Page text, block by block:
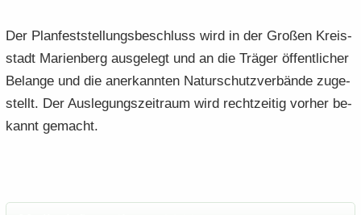
Der Plan­fest­stel­lungs­be­schluss wird in der Gro­ßen Kreis­
stadt Ma­ri­en­berg aus­ge­legt und an die Trä­ger öf­fent­li­cher
Be­lan­ge und die an­er­kann­ten Na­tur­schutz­ver­bän­de zu­ge­
stellt. Der Aus­le­gungs­zeit­raum wird recht­zei­tig vor­her be­
kannt ge­macht.